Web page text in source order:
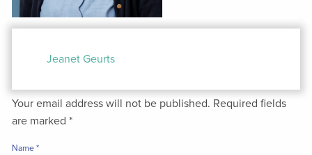
Jeanet Geurts
Your email address will not be published. Required fields
are marked*
Name*